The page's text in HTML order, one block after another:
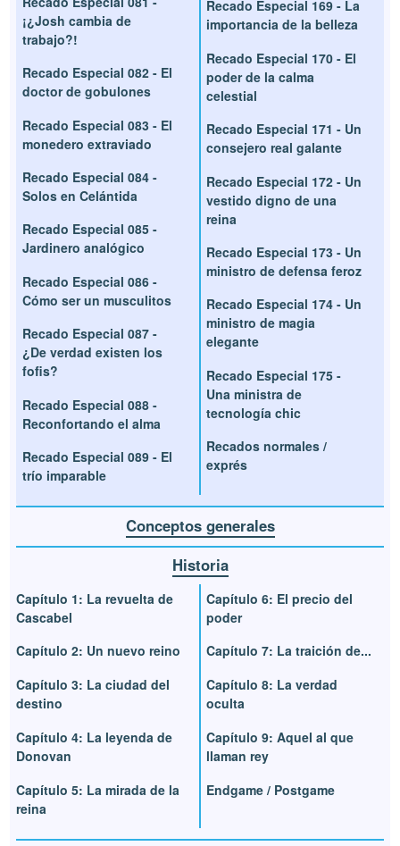
¡¿Josh cambia de
trabajo?!
Recado Especial 082 - El
doctor de gobulones
Recado Especial 083 - El
monedero extraviado
Recado Especial 084 -
Solos en Celántida
Recado Especial 085 -
Jardinero analógico
Recado Especial 086 -
Cómo ser un musculitos
Recado Especial 087 -
¿De verdad existen los
fofis?
Recado Especial 088 -
Reconfortando el alma
Recado Especial 089 - El
trío imparable
Recado Especial 169 - La
importancia de la belleza
Recado Especial 170 - El
poder de la calma
celestial
Recado Especial 171 - Un
consejero real galante
Recado Especial 172 - Un
vestido digno de una
reina
Recado Especial 173 - Un
ministro de defensa feroz
Recado Especial 174 - Un
ministro de magia
elegante
Recado Especial 175 -
Una ministra de
tecnología chic
Recados normales /
exprés
Conceptos generales
Historia
Capítulo 1: La revuelta de
Cascabel
Capítulo 2: Un nuevo reino
Capítulo 3: La ciudad del
destino
Capítulo 4: La leyenda de
Donovan
Capítulo 5: La mirada de la
reina
Capítulo 6: El precio del
poder
Capítulo 7: La traición de...
Capítulo 8: La verdad
oculta
Capítulo 9: Aquel al que
llaman rey
Endgame / Postgame